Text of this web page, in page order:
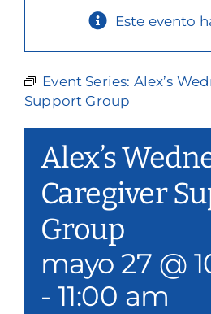
Donar
Este evento
Event Series: Alex’s
Support Group
Alex’s
Caregiver
Group
mayo 27 @
- 11:00 am